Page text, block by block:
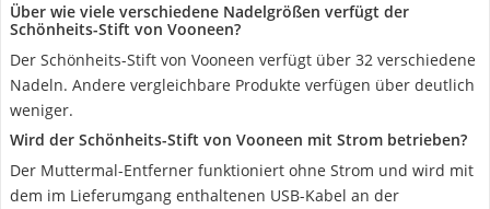
Über wie viele verschiedene Nadelgrößen verfügt der
Schönheits-Stift von Vooneen?
Der Schönheits-Stift von Vooneen verfügt über 32 verschiedene
Nadeln. Andere vergleichbare Produkte verfügen über deutlich
weniger.
Wird der Schönheits-Stift von Vooneen mit Strom betrieben?
Der Muttermal-Entferner funktioniert ohne Strom und wird mit
dem im Lieferumgang enthaltenen USB-Kabel an der